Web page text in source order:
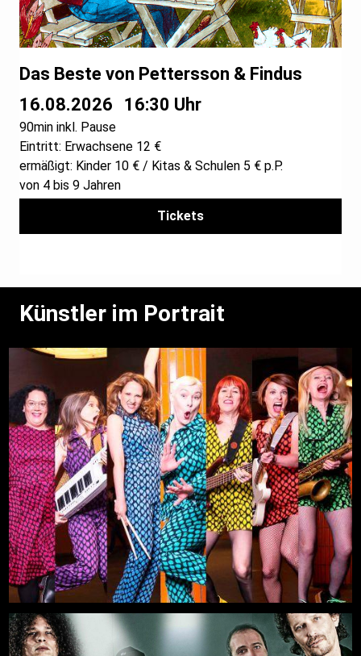
16.08.2026 16:30 Uhr
90min inkl. Pause
Eintritt: Erwachsene 12 €
ermäßigt: Kinder 10 € / Kitas & Schulen 5 € p.P.
von 4 bis 9 Jahren
Tickets
Das Beste von Pettersson & Findus
Künstler im Portrait
Titanium
29.08.2026, 19:00
Freilichtbühne an der Zitadelle
Mehr